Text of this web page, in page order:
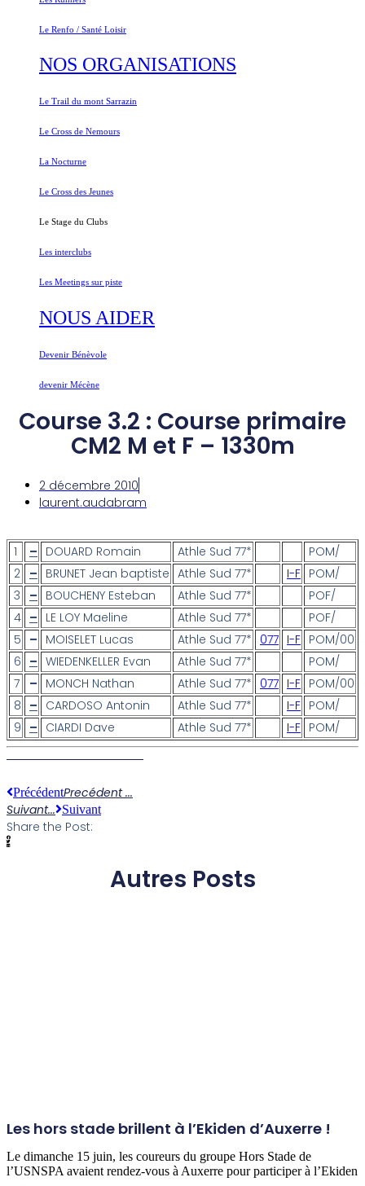
Le Renfo / Santé Loisir
NOS ORGANISATIONS
Le Trail du mont Sarrazin
Le Cross de Nemours
La Nocturne
Le Cross des Jeunes
Le Stage du Clubs
Les interclubs
Les Meetings sur piste
NOUS AIDER
Devenir Bénèvole
devenir Mécène
Course 3.2 : Course primaire
CM2 M et F – 1330m
2 décembre 2010
laurent.audabram
1 – DOUARD Romain Athle Sud 77* POM/
2 – BRUNET Jean baptiste Athle Sud 77* I-F POM/
3
– BOUCHENY Esteban Athle Sud 77* POF/
4 – LE LOY Maeline Athle Sud 77* POF/
5 – MOISELET Lucas Athle Sud 77* 077 I-F POM/00
6 – WIEDENKELLER Evan Athle Sud 77* POM/
7
– MONCH Nathan Athle Sud 77* 077 I-F POM/00
8 – CARDOSO Antonin Athle Sud 77* I-F POM/
9 – CIARDI Dave Athle Sud 77* I-F POM/
PrécédentPrecédent ...
Suivant... Suivant
Share the Post:
Autres Posts
Les hors stade brillent à l’Ekiden d’Auxerre !
Le dimanche 15 juin, les coureurs du groupe Hors Stade de
l’USNSPA avaient rendez-vous à Auxerre pour participer à l’Ekiden